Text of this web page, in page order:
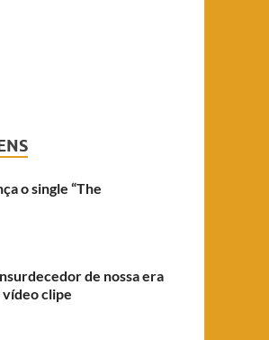
o single “The
de nossa era
vídeo clipe